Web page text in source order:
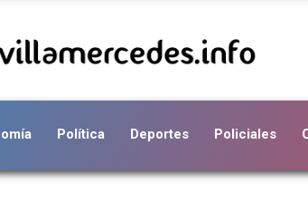
Política Deportes Policiales